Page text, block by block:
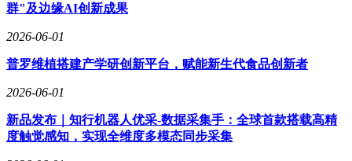
群"及边缘AI创新成果
2026-06-01
普罗维植搭建产学研创新平台，赋能新生代食品创新者
2026-06-01
新品发布｜知行机器人优采-数据采集手：全球首款搭载高精
度触觉感知，实现全维度多模态同步采集